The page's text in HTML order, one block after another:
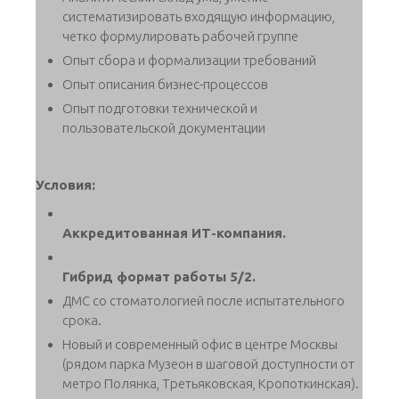
систематизировать входящую информацию,
четко формулировать рабочей группе
Опыт сбора и формализации требований
Опыт описания бизнес-процессов
Опыт подготовки технической и
пользовательской документации
Условия:
Аккредитованная ИТ-компания.
Гибрид формат работы 5/2.
ДМС со стоматологией после испытательного
срока.
Новый и современный офис в центре Москвы
(рядом парка Музеон в шаговой доступности от
метро Полянка, Третьяковская, Кропоткинская).